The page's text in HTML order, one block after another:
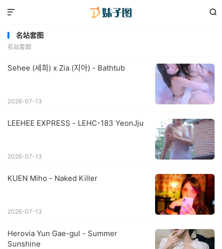


名站套图
名站套图
Sehee (세희) x Zia (지아) - Bathtub
2026-07-13
LEEHEE EXPRESS - LEHC-183 YeonJju
2026-07-13
KUEN Miho - Naked Killer
2026-07-13
Herovia Yun Gae-gul - Summer
Sunshine